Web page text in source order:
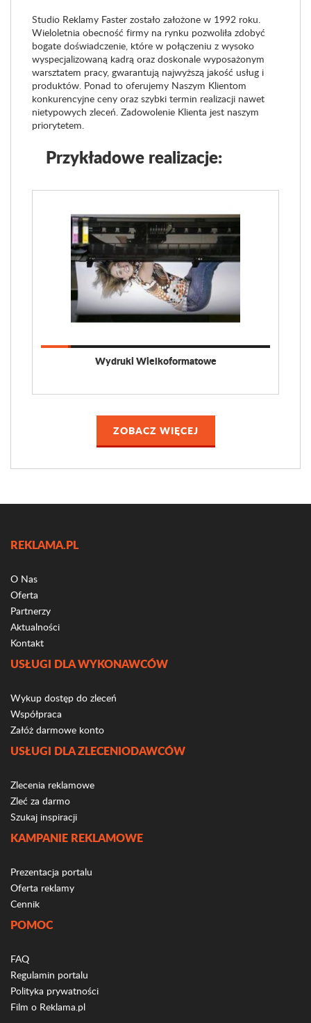
Studio Reklamy Faster zostało założone w 1992 roku.
Wieloletnia obecność firmy na rynku pozwoliła zdobyć
bogate doświadczenie, które w połączeniu z wysoko
wyspecjalizowaną kadrą oraz doskonale wyposażonym
warsztatem pracy, gwarantują najwyższą jakość usług i
produktów. Ponad to oferujemy Naszym Klientom
konkurencyjne ceny oraz szybki termin realizacji nawet
nietypowych zleceń. Zadowolenie Klienta jest naszym
priorytetem.
Przykładowe realizacje:
Wydruki Wielkoformatowe
ZOBACZ WIĘCEJ
REKLAMA.PL
O Nas
Oferta
Partnerzy
Aktualności
Kontakt
USŁUGI DLA WYKONAWCÓW
Wykup dostęp do zleceń
Współpraca
Załóż darmowe konto
USŁUGI DLA ZLECENIODAWCÓW
Zlecenia reklamowe
Zleć za darmo
Szukaj inspiracji
KAMPANIE REKLAMOWE
Prezentacja portalu
Oferta reklamy
Cennik
POMOC
FAQ
Regulamin portalu
Polityka prywatności
Film o Reklama.pl